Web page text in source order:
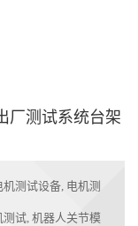
厂测试系统台架
机测试设备, 电机测
测试, 机器人关节模